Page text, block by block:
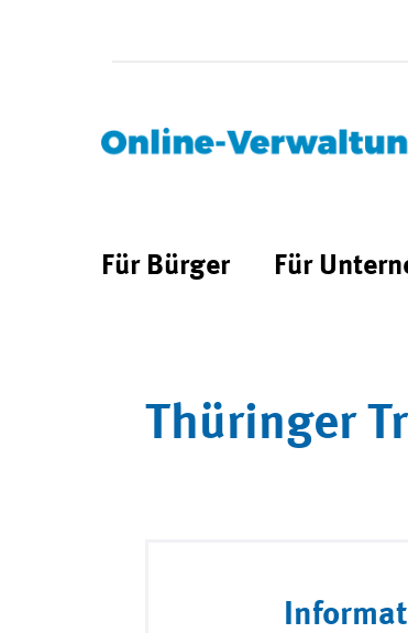
Für Bürger Für
Thüringer